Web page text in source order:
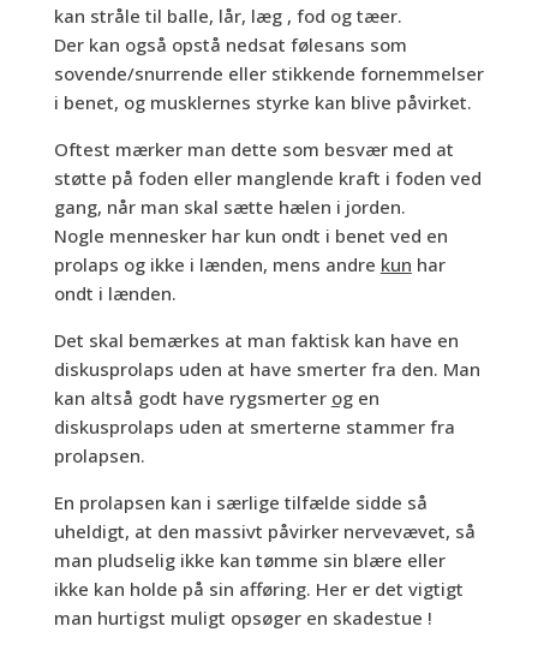
kan stråle til balle, lår, læg , fod og tæer.
Der kan også opstå nedsat følesans som
sovende/snurrende eller stikkende fornemmelser
i benet, og musklernes styrke kan blive påvirket.
Oftest mærker man dette som besvær med at
støtte på foden eller manglende kraft i foden ved
gang, når man skal sætte hælen i jorden.
Nogle mennesker har kun ondt i benet ved en
prolaps og ikke i lænden, mens andre kun har
ondt i lænden.
Det skal bemærkes at man faktisk kan have en
diskusprolaps uden at have smerter fra den. Man
kan altså godt have rygsmerter ogen
diskusprolaps uden at smerterne stammer fra
prolapsen.
En prolapsen kan i særlige tilfælde sidde så
uheldigt, at den massivt påvirker nervevævet, så
man pludselig ikke kan tømme sin blære eller
ikke kan holde på sin afføring. Her er det vigtigt
man hurtigst muligt opsøger en skadestue !